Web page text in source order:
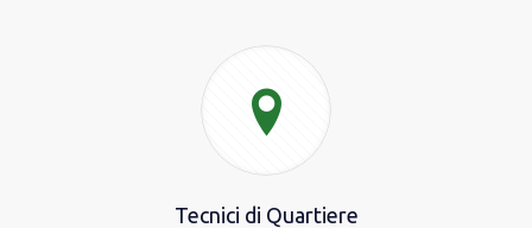
Tecnici di Quartiere